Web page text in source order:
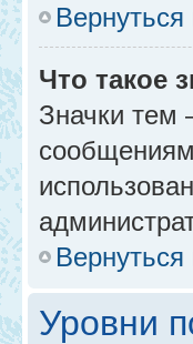
Вернуться
Что такое
Значки тем
Вернуться
Уровни